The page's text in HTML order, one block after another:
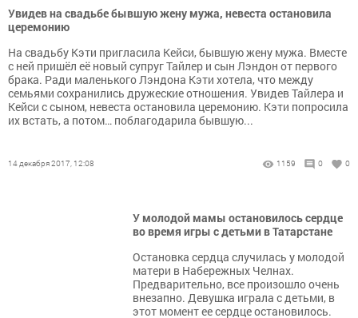
Увидев на свадьбе бывшую жену мужа, невеста остановила
церемонию
На свадьбу Кэти пригласила Кейси, бывшую жену мужа. Вместе
с ней пришёл её новый супруг Тайлер и сын Лэндон от первого
брака. Ради маленького Лэндона Кэти хотела, что между
семьями сохранились дружеские отношения. Увидев Тайлера и
Кейси с сыном, невеста остановила церемонию. Кэти попросила
их встать, а потом… поблагодарила бывшую...
14 декабря 2017, 12:08 1159 0 0
У молодой мамы остановилось сердце
во время игры с детьми в Татарстане
Остановка сердца случилась у молодой
матери в Набережных Челнах.
Предварительно, все произошло очень
внезапно. Девушка играла с детьми, в
этот момент ее сердце остановилось.